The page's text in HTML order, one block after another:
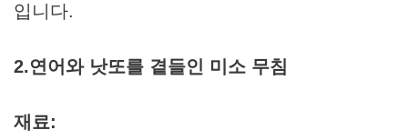
입니다.
2.연어와 낫또를 곁들인 미소 무침
재료: